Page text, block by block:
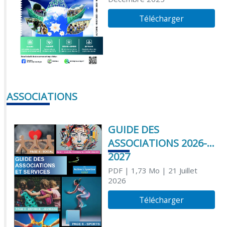
Télécharger
ASSOCIATIONS
GUIDE DES
ASSOCIATIONS 2026-
2027
PDF| 1,73 Mo | 21 Juillet
2026
Télécharger